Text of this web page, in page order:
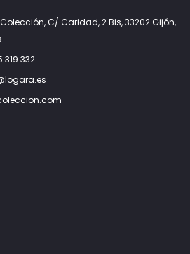
C/ Caridad, 2 Bis, 33202 Gijón,
319 332